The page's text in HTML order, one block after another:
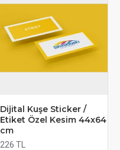
Dijital Kuşe Sticker /
Etiket Özel Kesim 44x64
cm
226 TL